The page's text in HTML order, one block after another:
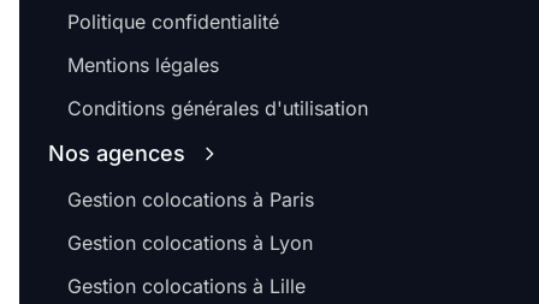
Politique confidentialité
Mentions légales
Conditions générales d'utilisation
Nos agences
Gestion colocations à Paris
Gestion colocations à Lyon
Gestion colocations à Lille